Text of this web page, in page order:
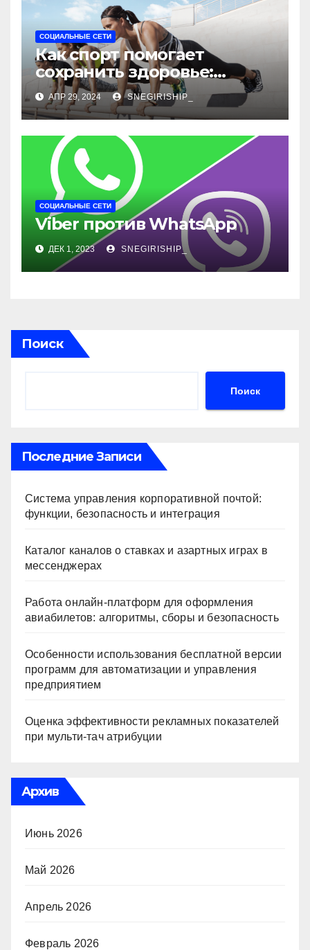
СОЦИАЛЬНЫЕ СЕТИ
Как спорт помогает
сохранить здоровье:
важность и рекомендации
АПР 29, 2024 SNEGIRISHIP_
СОЦИАЛЬНЫЕ СЕТИ
Viber против WhatsApp
ДЕК 1, 2023 SNEGIRISHIP_
Поиск
Поиск
Последние Записи
Система управления корпоративной почтой:
функции, безопасность и интеграция
Каталог каналов о ставках и азартных играх в
мессенджерах
Работа онлайн‑платформ для оформления
авиабилетов: алгоритмы, сборы и безопасность
Особенности использования бесплатной версии
программ для автоматизации и управления
предприятием
Оценка эффективности рекламных показателей
при мульти-тач атрибуции
Архив
Июнь 2026
Май 2026
Апрель 2026
Февраль 2026